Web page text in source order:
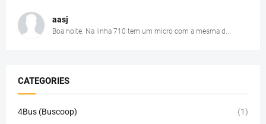
aasj
Boa noite. Na linha 710 tem um micro com a mesma d...
CATEGORIES
4Bus (Buscoop) (1)